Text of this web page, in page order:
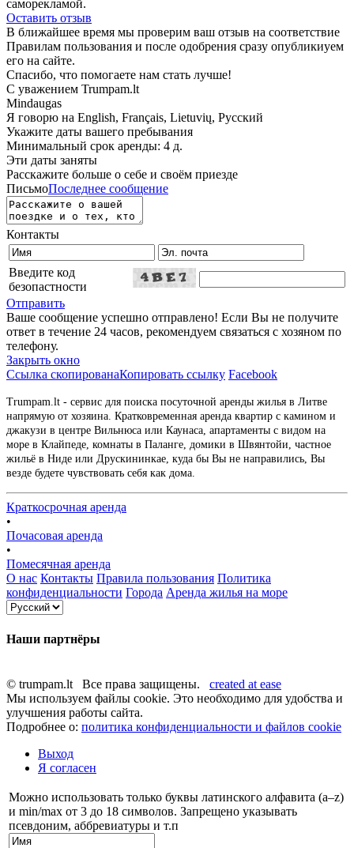
саморекламой.
Оставить отзыв
В ближайшее время мы проверим ваш отзыв на соответствие
Правилам пользования и после одобрения сразу опубликиуем
его на сайте.
Спасибо, что помогаете нам стать лучше!
С уважением Trumpam.lt
Mindaugas
Я говорю на English, Français, Lietuvių, Русский
Укажите даты вашего пребывания
Минимальный срок аренды: 4 д.
Эти даты заняты
Расскажите больше о себе и своём приезде
ПисьмоПоследнее сообщение
Контакты
Введите код
безопастности
Отправить
Ваше сообщение успешно отправлено! Если Вы не получите
ответ в течение 24 часов, рекомендуем связаться с хозяном по
телефону.
Закрыть окно
Ссылка скопированаКопировать ссылку Facebook
Trumpam.lt - сервис для поиска посуточной аренды жилья в Литве
напрямую от хозяина. Кратковременная аренда квартир с камином и
джакузи в центре Вильнюса или Каунаса, апартаменты с видом на
море в Клайпеде, комнаты в Паланге, домики в Швянтойи, частное
жильё в Ниде или Друскининкае, куда бы Вы не направились, Вы
везде будете чувствовать себя как дома.
Краткосрочная аренда
•
Почасовая аренда
•
Помесячная аренда
О нас Контакты Правила пользования Политика
конфиденциальности Города Аренда жилья на море
Наши партнёры
© trumpam.lt Все права защищены. created at ease
Мы используем файлы cookie. Это необходимо для удобства и
улучшения работы сайта.
Подробнее о: политика конфиденциальности и файлов cookie
Выход
Я согласен
Можно использовать только буквы латинского алфавита (a–z)
и min/max от 3 до 18 символов. Запрещено указывать
псевдоним, аббревиатуры и т.п